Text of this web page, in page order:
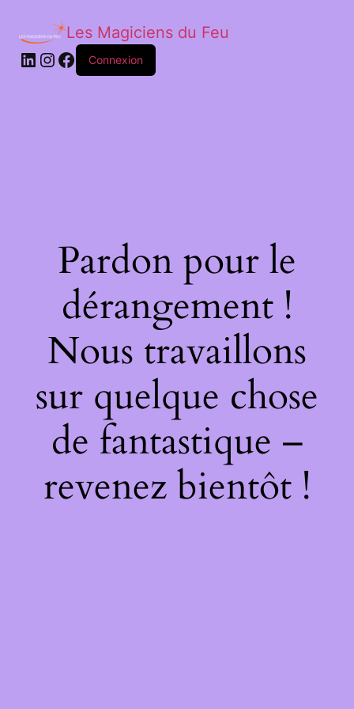
Les Magiciens du Feu
LinkedIn
Instagram
Facebook
Connexion
Pardon pour le
dérangement !
Nous travaillons
sur quelque chose
de fantastique –
revenez bientôt !